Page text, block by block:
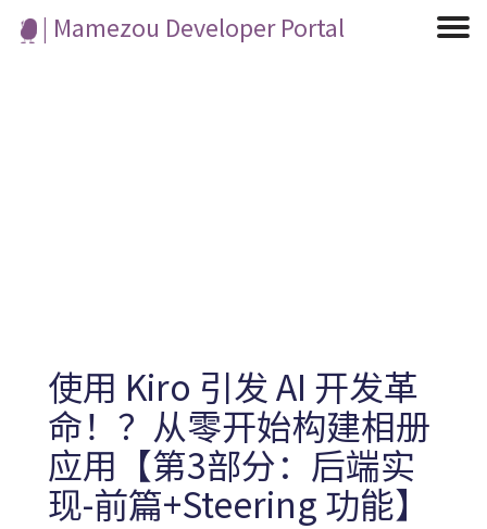
| Mamezou Developer Portal
使用 Kiro 引发 AI 开发革
命！？从零开始构建相册
应用【第3部分：后端实
现-前篇+Steering 功能】